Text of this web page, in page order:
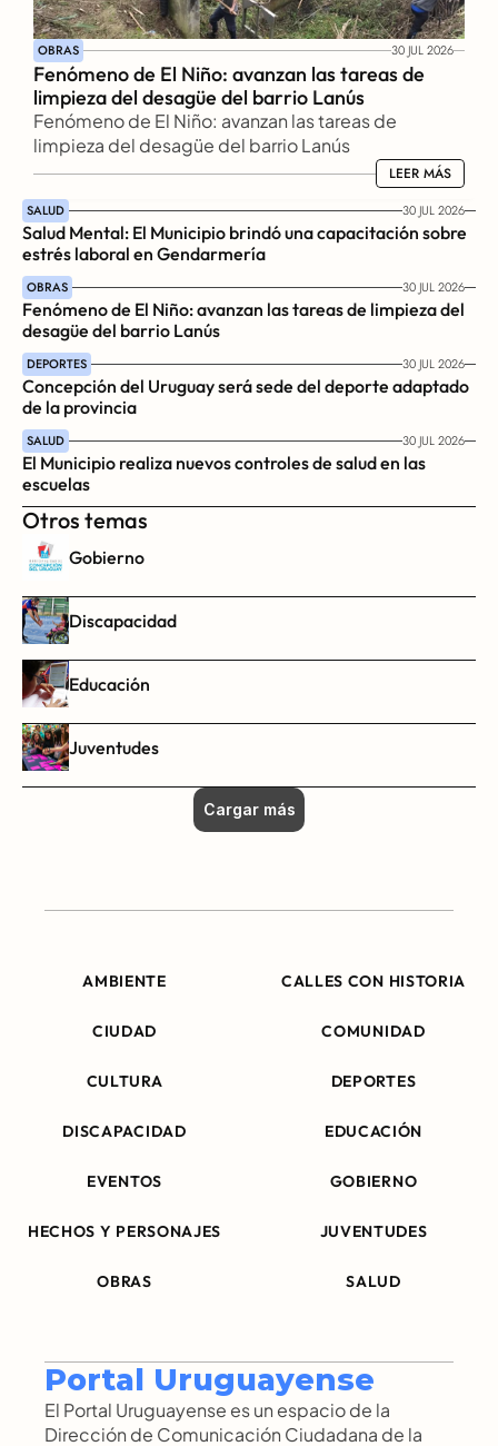
OBRAS 30 JUL 2026
Fenómeno de El Niño: avanzan las tareas de
limpieza del desagüe del barrio Lanús
Fenómeno de El Niño: avanzan las tareas de
limpieza del desagüe del barrio Lanús
LEER MÁS
LEER MÁS
SALUD 30 JUL 2026
Salud Mental: El Municipio brindó una capacitación sobre
estrés laboral en Gendarmería
OBRAS 30 JUL 2026
Fenómeno de El Niño: avanzan las tareas de limpieza del
desagüe del barrio Lanús
DEPORTES 30 JUL 2026
Concepción del Uruguay será sede del deporte adaptado
de la provincia
SALUD 30 JUL 2026
El Municipio realiza nuevos controles de salud en las
escuelas
Otros temas
Gobierno
Discapacidad
Educación
Juventudes
Cargar más
AMBIENTE CALLES CON HISTORIA
CIUDAD COMUNIDAD
CULTURA DEPORTES
DISCAPACIDAD EDUCACIÓN
EVENTOS GOBIERNO
HECHOS Y PERSONAJES JUVENTUDES
OBRAS SALUD
Portal Uruguayense
El Portal Uruguayense es un espacio de la
Dirección de Comunicación Ciudadana de la